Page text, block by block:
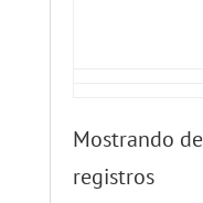
Mostrando
registros